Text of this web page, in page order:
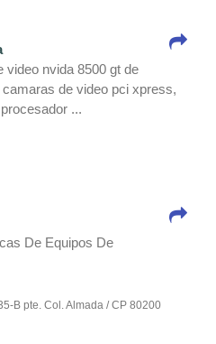
video nvida 8500 gt de
de video pci xpress,
...
De Equipos De
B pte. Col. Almada / CP 80200